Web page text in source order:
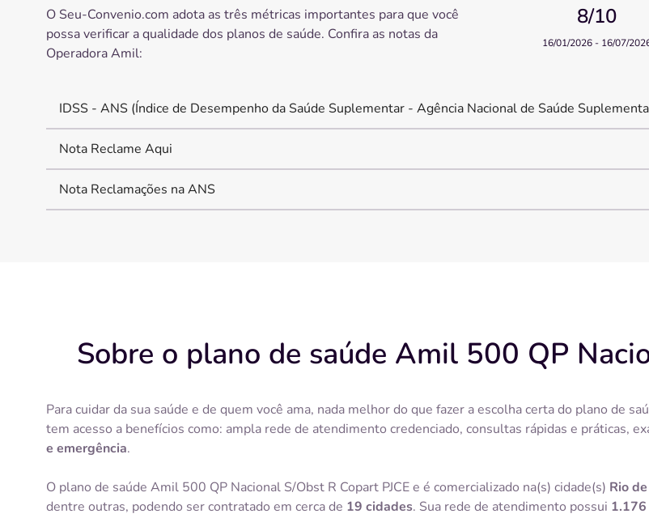
O Seu-Convenio.com adota as três métricas importantes para que você
possa verificar a qualidade dos planos de saúde. Confira as notas da
OperadoraAmil:
8/10
16/01/2026 - 16/07/
IDSS - ANS (Índice de Desempenho da Saúde Suplementar - Agência Nacional de Saúde
Nota Reclame Aqui
Nota Reclamações na ANS
Sobre o plano de saúde Amil 500 QP
Para cuidar da sua saúde e de quem você ama, nada melhor do que fazer a escolha certa do plano de
tem acesso a benefícios como: ampla rede de atendimento credenciado, consultas rápidas e práticas,
e emergência.
O plano de saúde Amil 500 QP Nacional S/Obst R Copart PJCE e é comercializado na(s) cidade(s) Rio
dentre outras, podendo ser contratado em cerca de 19 cidades. Sua rede de atendimento possui